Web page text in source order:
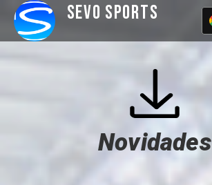
Sevo Sports
Novidades